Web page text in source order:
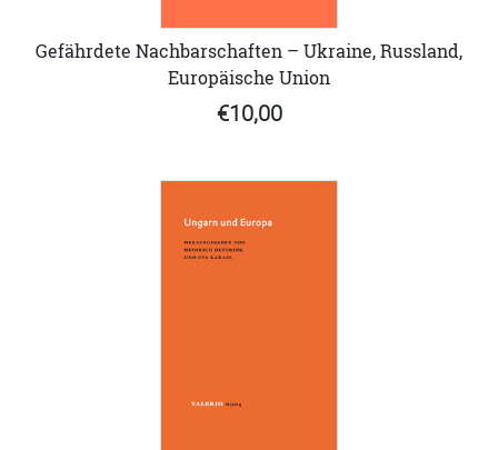
Gefährdete Nachbarschaften – Ukraine, Russland,
Europäische Union
€10,00